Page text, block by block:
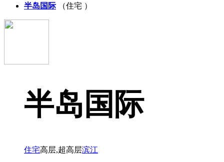
半岛国际 （住宅 ）
半岛国际
住宅高层,超高层滨江